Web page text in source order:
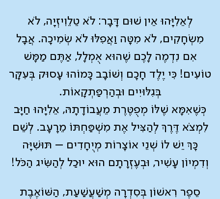
לְאֵלִיָּהוּ אֵין שׁוּם דָּבָר: לֹא טֵלֵוִיזְיָה, לֹא
מִשְׂחָקִים, לֹא מִטָּה וַאֲפִלּוּ לֹא שְׂמִיכָה. אֲבָל
אִם נִדְמֶה לָכֶם שֶׁהוּא אֻמְלָל, אַתֶּם מַמָּשׁ
טוֹעִים! כִּי יֶלֶד חָכָם וְשׁוֹבָב כָּמוֹהוּ עָסוּק בְּעִקָּר
בְּגִלּוּיִים וּבְהַרְפַּתְקָאוֹת.
כְּשֶׁאִמָּא שֶׁלּוֹ מְפֻטֶּרֶת מֵעֲבוֹדָתָהּ, אֵלִיָּהוּ חַיָּב
לִמְצֹא דֶּרֶךְ לְהַצִּיל אֶת מִשְׁפַּחְתּוֹ מֵרָעָב. לְשֵׁם
כָּךְ יֵשׁ לוֹ שְׁנֵי אוֹצָרוֹת מְיֻחָדִים – תּוּשִׁיָּה
וְדִמְיוֹן עָשִׁיר, וּבְעֶזְרָתָם הוּא יוּכַל לְהַשִּׂיג הַכֹּל!
סֵפֶר רִאשׁוֹן בְּסִדְרָה מְשַׁעֲשַׁעַת, הַשּׁוֹאֶבֶת